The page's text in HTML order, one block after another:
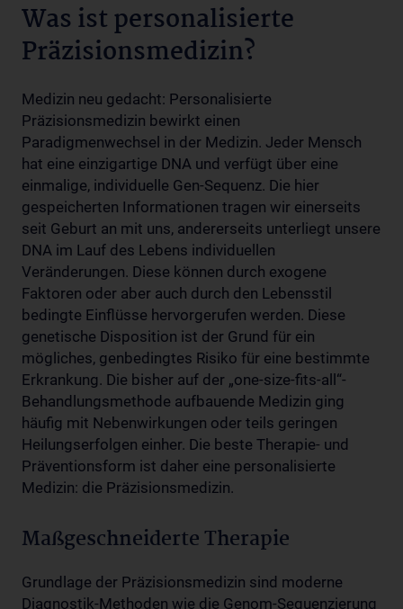
Was ist personalisierte
Präzisionsmedizin?
Medizin neu gedacht: Personalisierte
Präzisionsmedizin bewirkt einen
Paradigmenwechsel in der Medizin. Jeder Mensch
hat eine einzigartige DNA und verfügt über eine
einmalige, individuelle Gen-Sequenz. Die hier
gespeicherten Informationen tragen wir einerseits
seit Geburt an mit uns, andererseits unterliegt unsere
DNA im Lauf des Lebens individuellen
Veränderungen. Diese können durch exogene
Faktoren oder aber auch durch den Lebensstil
bedingte Einflüsse hervorgerufen werden. Diese
genetische Disposition ist der Grund für ein
mögliches, genbedingtes Risiko für eine bestimmte
Erkrankung. Die bisher auf der „one-size-fits-all“-
Behandlungsmethode aufbauende Medizin ging
häufig mit Nebenwirkungen oder teils geringen
Heilungserfolgen einher. Die beste Therapie- und
Präventionsform ist daher eine personalisierte
Medizin: die Präzisionsmedizin.
Maßgeschneiderte Therapie
Grundlage der Präzisionsmedizin sind moderne
Diagnostik-Methoden wie die Genom-Sequenzierung